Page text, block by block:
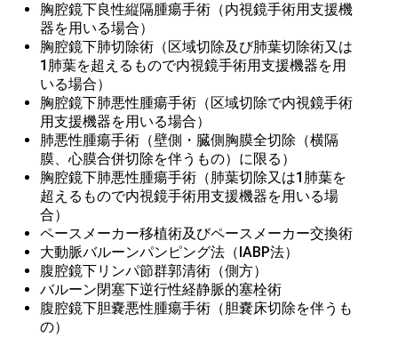
胸腔鏡下良性縦隔腫瘍手術（内視鏡手術用支援機
器を用いる場合）
胸腔鏡下肺切除術（区域切除及び肺葉切除術又は
1肺葉を超えるもので内視鏡手術用支援機器を用
いる場合）
胸腔鏡下肺悪性腫瘍手術（区域切除で内視鏡手術
用支援機器を用いる場合）
肺悪性腫瘍手術（壁側・臓側胸膜全切除（横隔
膜、心膜合併切除を伴うもの）に限る）
胸腔鏡下肺悪性腫瘍手術（肺葉切除又は1肺葉を
超えるもので内視鏡手術用支援機器を用いる場
合）
ペースメーカー移植術及びペースメーカー交換術
大動脈バルーンパンピング法（IABP法）
腹腔鏡下リンパ節群郭清術（側方）
バルーン閉塞下逆行性経静脈的塞栓術
腹腔鏡下胆嚢悪性腫瘍手術（胆嚢床切除を伴うも
の）